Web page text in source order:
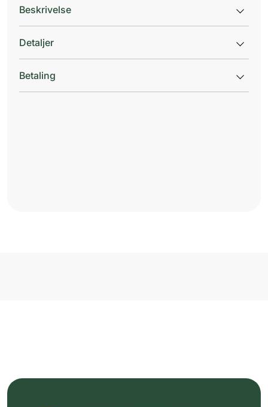
Beskrivelse
Detaljer
Betaling